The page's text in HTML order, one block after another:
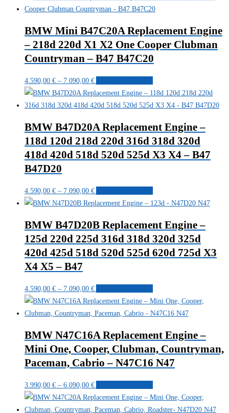
Produktseite
werden
bis
weist
Varianten
auf.
Die
auf
der
gewählt
werden
BMW Mini B47C20A Replacement Engine
– 218d 220d X1 X2 One Cooper Clubman
Countryman – B47 B47C20
4.590,00 € – 7.090,00 €Preisspanne:
4.590,00 €
bis
Produkt
weist
Varianten
auf.
Die
der
gewählt
werden
BMW B47D20A Replacement Engine –
118d 120d 218d 220d 316d 318d 320d
418d 420d 518d 520d 525d X3 X4 – B47
B47D20
4.590,00 € – 7.090,00 €Preisspanne:
4.590,00 €
7.090,00 €
Produkt
mehrere
Varianten
auf.
auf
der
gewählt
werden
BMW B47D20B Replacement Engine –
125d 220d 225d 316d 318d 320d 325d
420d 425d 518d 520d 525d 620d 725d X3
X4 X5 – B47
4.590,00 € – 7.090,00 €Preisspanne:
4.590,00 €
bis
Produkt
weist
Varianten
auf.
Die
auf
der
BMW N47C16A Replacement Engine –
Mini One, Cooper, Clubman, Countryman,
Paceman, Cabrio – N47C16 N47
3.990,00 € – 6.090,00 €Preisspanne:
3.990,00 €
bis
Produkt
weist